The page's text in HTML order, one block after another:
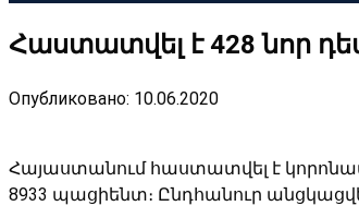
Հաստատվել է 428 նոր
Опубликовано: 10.06.2020
Հայաստանում հաստատվել է
8933 պացիենտ։ Ընդհանուր